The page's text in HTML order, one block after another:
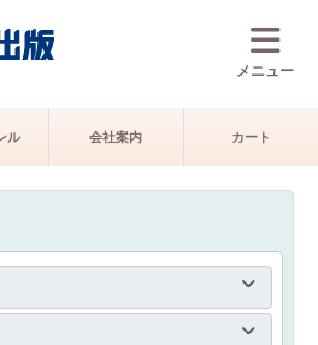
メニュー
ル 会社案内 カート